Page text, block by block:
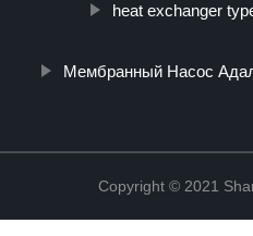
heat exchanger
Мембранный Насос
Copyright © 2021